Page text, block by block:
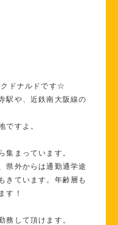
ドナルドです☆
駅や、近鉄南大阪線の
ですよ。
集まっています。
県外からは通勤通学途
きています。年齢層も
す！
務して頂けます。